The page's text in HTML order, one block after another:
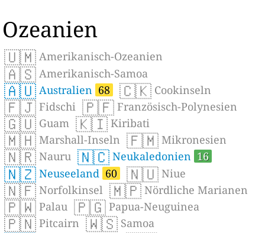
Ozeanien
🇺🇲 Amerikanisch-Ozeanien
🇦🇸 Amerikanisch-Samoa
🇦🇺 Australien 68 🇨🇰 Cookinseln
🇫🇯 Fidschi 🇵🇫 Französisch-Polynesien
🇬🇺 Guam 🇰🇮 Kiribati
🇲🇭 Marshall-Inseln 🇫🇲 Mikronesien
🇳🇷 Nauru 🇳🇨 Neukaledonien 16
🇳🇿 Neuseeland 60 🇳🇺 Niue
🇳🇫 Norfolkinsel 🇲🇵 Nördliche Marianen
🇵🇼 Palau 🇵🇬 Papua-Neuguinea
🇵🇳 Pitcairn 🇼🇸 Samoa